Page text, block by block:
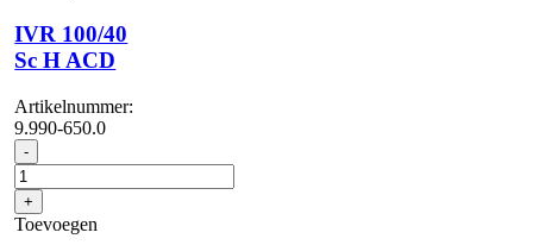
IVR 100/40
Sc H ACD
Artikelnummer:
9.990-650.0
- IVR
100/40
Sc
H
ACD
+
Toevoegen